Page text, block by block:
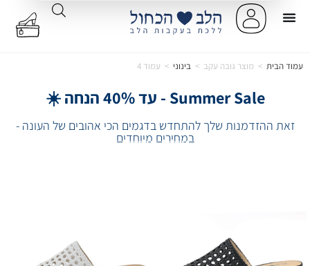
עמוד הבית > מוצר גובה עקב > בינוני > עמוד 4
Summer Sale - עד 40% הנחה ☀️
זאת ההזדמנות שלך להתחדש בדגמים הכי אהובים של העונה -
במחירים מיוחדים